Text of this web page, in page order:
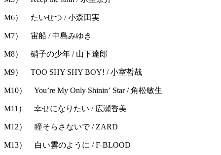
M6） たいせつ / 小森田実
M7） 宙船 / 中島みゆき
M8） 硝子の少年 / 山下達郎
M9） TOO SHY SHY BOY! / 小室哲哉
M10） You’re My Only Shinin’ Star / 角松敏生
M11） 幸せになりたい / 広瀬香美
M12） 瞳そらさないで / ZARD
M13） 白い雲のように / F-BLOOD